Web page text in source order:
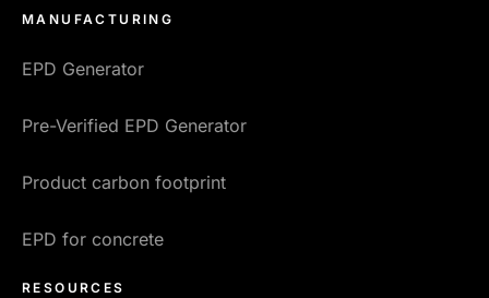
MANUFACTURING
EPD Generator
Pre-Verified EPD Generator
Product carbon footprint
EPD for concrete
RESOURCES